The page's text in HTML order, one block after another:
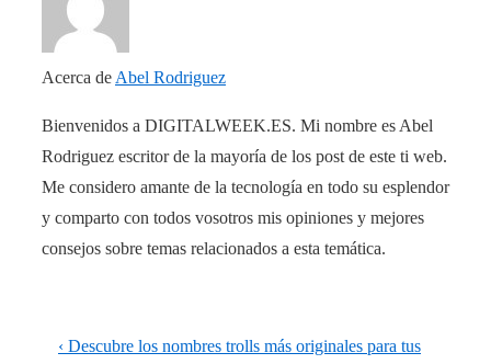
Acerca de Abel Rodriguez
Bienvenidos a DIGITALWEEK.ES. Mi nombre es Abel
Rodriguez escritor de la mayoría de los post de este ti web.
Me considero amante de la tecnología en todo su esplendor
y comparto con todos vosotros mis opiniones y mejores
consejos sobre temas relacionados a esta temática.
Navegación
La
‹ Descubre los nombres trolls más originales para tus